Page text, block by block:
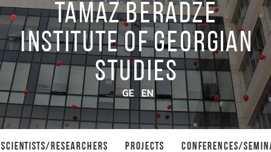
Tamaz Beradze
Institute of Georgian
Studies
GE EN
SCIENTISTS/RESEARCHERS PROJECTS CONFERENCES/